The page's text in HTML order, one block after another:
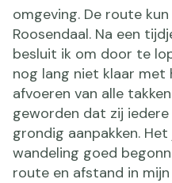
omgeving. De route
Roosendaal. Na een
besluit ik om door te
nog lang niet klaar met
afvoeren van alle
geworden dat zij
grondig aanpakken.
wandeling goed
route en afstand in